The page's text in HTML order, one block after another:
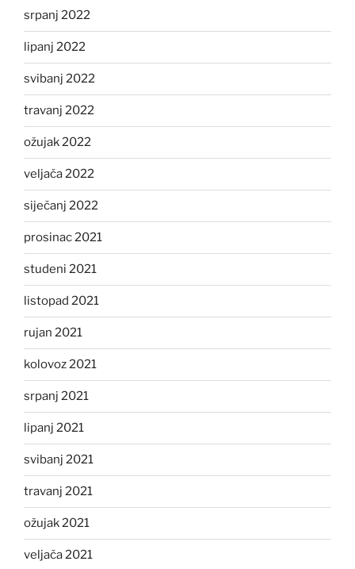
srpanj 2022
lipanj 2022
svibanj 2022
travanj 2022
ožujak 2022
veljača 2022
siječanj 2022
prosinac 2021
studeni 2021
listopad 2021
rujan 2021
kolovoz 2021
srpanj 2021
lipanj 2021
svibanj 2021
travanj 2021
ožujak 2021
veljača 2021